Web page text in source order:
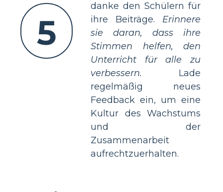
5
danke den Schülern für
ihre Beiträge. Erinnere
sie daran, dass ihre
Stimmen helfen, den
Unterricht für alle zu
verbessern. Lade
regelmäßig neues
Feedback ein, um eine
Kultur des Wachstums
und der
Zusammenarbeit
aufrechtzuerhalten.